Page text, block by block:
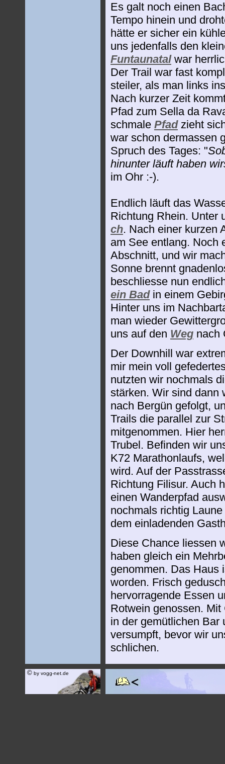
Es galt noch einen
Tempo hinein und
hätte er sicher ein
uns jedenfalls den
Funtaunatalwar
Der Trail war fast
steiler, als man links
Nach kurzer Zeit
Pfad zum Sella da
schmale Pfadzieht
war schon dermassen
Spruch des Tages: "
hinunter läuft haben
im Ohr :-).
Endlich läuft das
Richtung Rhein. Unter
ch. Nach einer kurzen
am See entlang. Noch
Abschnitt, und wir
Sonne brennt
beschliesse nun
ein Badin einem
Hinter uns im
man wieder
uns auf den Weg nach
Der Downhill war
mir mein voll
nutzten wir nochmals
stärken. Wir sind dann
nach Bergün gefolgt,
Trails die parallel zur
mitgenommen. Hier
Trubel. Befinden wir
K72 Marathonlaufs,
wird. Auf der
Richtung Filisur. Auch
einen Wanderpfad
nochmals richtig
dem einladenden
Diese Chance liessen
haben gleich ein
genommen. Das Haus
worden. Frisch
hervorragende Essen
Rotwein genossen.
in der gemütlichen Bar
versumpft, bevor wir
schlichen.
©by vogg-net.de